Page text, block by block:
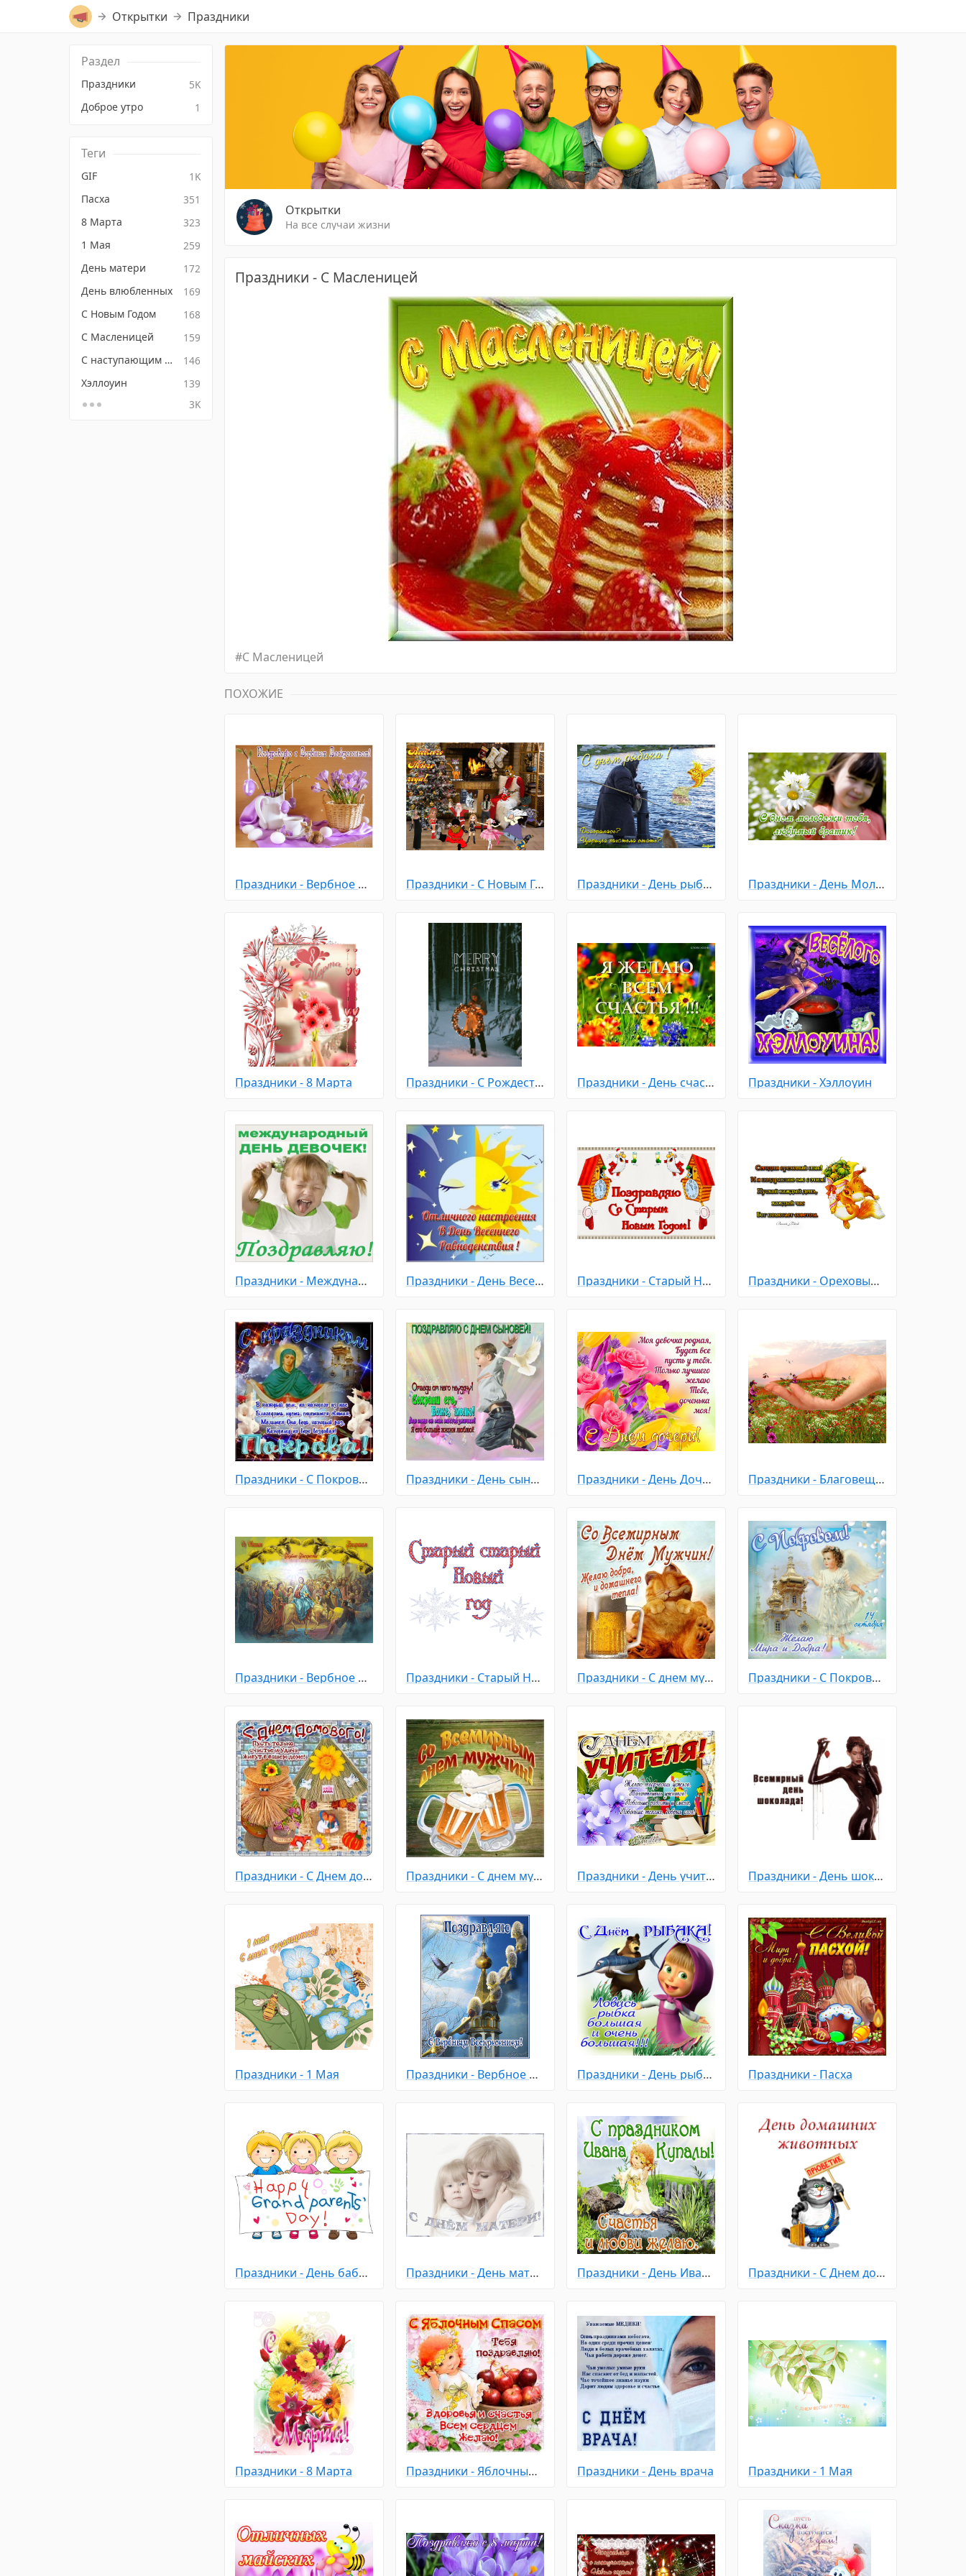
Открытки Праздники
Раздел
Праздники
5K
Доброе утро
1
Теги
GIF
1K
Пасха
351
8 Марта
323
1 Мая
259
День матери
172
День влюбленных
169
С Новым Годом
168
С Масленицей
159
С наступающим Новым годом
146
Хэллоуин
139
3K
Открытки
На все случаи жизни
Праздники - С Масленицей
#С Масленицей
ПОХОЖИЕ
Праздники - Вербное Воскресенье Праздники - С Новым Годом Праздники - День рыбака Праздники - День Молодежи
Праздники - 8 Марта Праздники - С Рождеством Праздники - День счастья Праздники - Хэллоуин
Праздники - Международный день девочек Праздники - День Весеннего Равноденствия Праздники - Старый Новый Год Праздники - Ореховый - Хлебный Спас
Праздники - С Покровом Пресвятой Богородицы Праздники - День сыновей Праздники - День Дочери Праздники - Благовещение Пресвятой Богородицы
Праздники - Вербное Воскресенье Праздники - Старый Новый Год Праздники - С днем мужчин Праздники - С Покровом Пресвятой Богородицы
Праздники - С Днем домового Праздники - С днем мужчин Праздники - День учителя Праздники - День шоколада
Праздники - 1 Мая Праздники - Вербное Воскресенье Праздники - День рыбака Праздники - Пасха
Праздники - День бабушек и дедушек Праздники - День матери Праздники - День Ивана Купала Праздники - С Днем домашних Животных
Праздники - 8 Марта Праздники - Яблочный Спас Праздники - День врача Праздники - 1 Мая